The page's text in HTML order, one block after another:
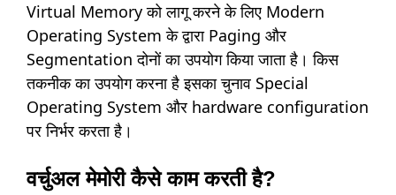
Virtual Memory को लागू करने के लिए Modern
Operating System के द्वारा Paging और
Segmentation दोनों का उपयोग किया जाता है। किस
तकनीक का उपयोग करना है इसका चुनाव Special
Operating System और hardware configuration
पर निर्भर करता है।
वर्चुअल मेमोरी कैसे काम करती है?